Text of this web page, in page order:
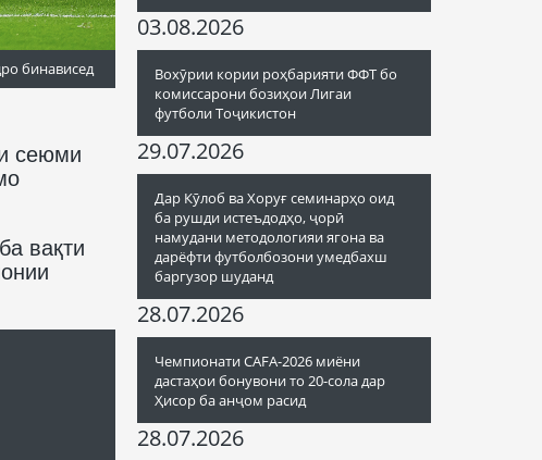
бинависед
сеюми
вақти
03.08.2026
Вохӯрии кории роҳбарияти ФФТ бо
комиссарони бозиҳои Лигаи
футболи Тоҷикистон
29.07.2026
Дар Кӯлоб ва Хоруғ семинарҳо оид
ба рушди истеъдодҳо, ҷорӣ
намудани методологияи ягона ва
дарёфти футболбозони умедбахш
баргузор шуданд
28.07.2026
Чемпионати CAFA-2026 миёни
дастаҳои бонувони то 20-сола дар
Ҳисор ба анҷом расид
28.07.2026